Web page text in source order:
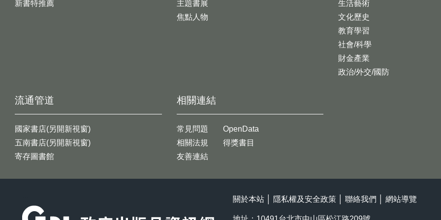
新書特推薦
生活藝術
文化歷史
教育學習
社會/科學
財金產業
政治/外交/國防
主題書展
焦點人物
流通管道
國家書店(另開新視窗)
五南書店(另開新視窗)
寄存圖書館
相關連結
常見問題
相關法規
友善連結
OpenData
得獎書目
關於本站 隱私權及安全政策 聯絡我們 網站導覽